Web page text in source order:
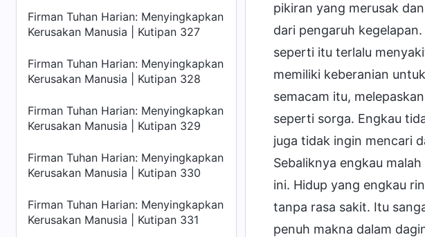
Firman Tuhan Harian: Menyingkapkan
Kerusakan Manusia | Kutipan 327
Firman Tuhan Harian: Menyingkapkan
Kerusakan Manusia | Kutipan 328
Firman Tuhan Harian: Menyingkapkan
Kerusakan Manusia | Kutipan 329
Firman Tuhan Harian: Menyingkapkan
Kerusakan Manusia | Kutipan 330
Firman Tuhan Harian: Menyingkapkan
Kerusakan Manusia | Kutipan 331
pikiran yang merusak
dari pengaruh
seperti itu terlalu
memiliki keberanian
semacam itu,
seperti sorga. Engkau
juga tidak ingin mencari
Sebaliknya engkau
ini. Hidup yang engkau
tanpa rasa sakit. Itu
penuh makna dalam